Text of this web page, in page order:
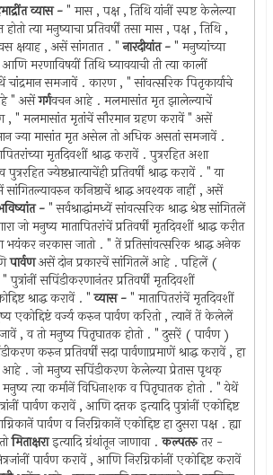
व्यास -" मास , पक्ष , तिथि यांनीं स्पष्ट केलेल्या
त्या मनुष्याचा प्रतिवर्षीं तसा मास , पक्ष , तिथि ,
क्षयाह , असें सांगतात . "नारदीयांत -" मनुष्यांच्या
मरणाविषयीं तिथि घ्यावयाची ती त्या कालीं
समजावें . कारण , " सांवत्सरिक पितृकार्याचे
आहे " असेंगर्गवचन आहे . मलमासांत मृत झालेल्याचें
, " मलमासांत मृतांचें सौरमान ग्रहण करावें " असें
ज्या मासांत मृत असेल तो अधिक असतां समजावें .
मृतदिवशीं श्राद्ध करावें . पुत्ररहित अशा
ज्येष्ठभ्रात्याचेंही प्रतिवर्षीं श्राद्ध करावें . " या
सांगितल्यावरुन कनिष्ठाचें श्राद्ध अवश्यक नाहीं , असें
-" सर्वश्राद्धांमध्यें सांवत्सरिक श्राद्ध श्रेष्ठ सांगितलें
मनुष्य मातापितरांचें प्रतिवर्षीं मृतदिवशीं श्राद्ध करीत
भयंकर नरकास जातो . " तें प्रतिसांवत्सरिक श्राद्ध अनेक
पार्वणअसें दोन प्रकारचें सांगितलें आहे . पहिलें (
" पुत्रांनीं सपिंडीकरणानंतर प्रतिवर्षीं मृतदिवशीं
श्राद्ध करावें . "व्यास -" मातापितरांचें मृतदिवशीं
एकोद्दिष्टं वर्ज्य करुन पार्वण करितो , त्यानें तें केलेलें
, व तो मनुष्य पितृघातक होतो . " दुसरें ( पार्वण )
करुन प्रतिवर्षीं सदा पार्वणाप्रमाणें श्राद्ध करावें , हा
आहे . जो मनुष्य सपिंडीकरण केलेल्या प्रेतास पृथक्
मनुष्य त्या कर्मानें विधिनाशक व पितृघातक होतो . " येथें
पार्वण करावें , आणि दत्तक इत्यादि पुत्रांनीं एकोद्दिष्ट
पार्वण व निरग्निकानें एकोद्दिष्ट हा दुसरा पक्ष . ह्या
मिताक्षराइत्यादि ग्रंथांतून जाणावा .कल्पतरुतर -
पार्वण करावें , आणि निरग्निकांनीं एकोद्दिष्ट करावें